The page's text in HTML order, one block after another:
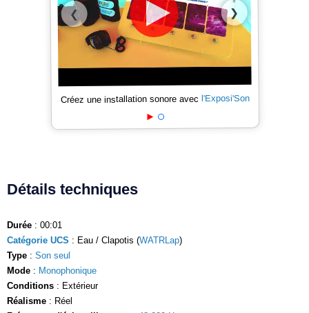
❮ ❯
Créez une installation sonore avec l'Exposi'Son
Détails techniques
Durée : 00:01
Catégorie UCS : Eau / Clapotis (WATRLap)
Type : Son seul
Mode : Monophonique
Conditions : Extérieur
Réalisme : Réel